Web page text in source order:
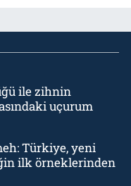
ile zihnin
uçurum
Türkiye, yeni
ilk örneklerinden